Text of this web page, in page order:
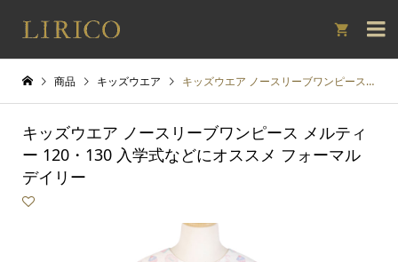

商品 キッズウエア キッズウエア ノースリーブワンピース メルティー 120・130 入学式などにオススメ フォーマル デイリー
キッズウエア ノースリーブワンピース メルティ
ー 120・130 入学式などにオススメ フォーマル
デイリー